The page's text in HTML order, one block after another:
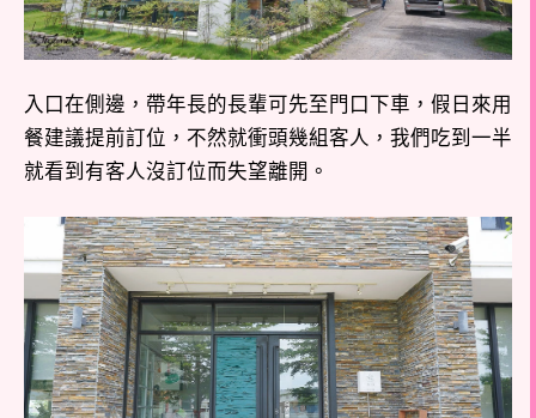
入口在側邊，帶年長的長輩可先至門口下車，假日來用
餐建議提前訂位，不然就衝頭幾組客人，我們吃到一半
就看到有客人沒訂位而失望離開。